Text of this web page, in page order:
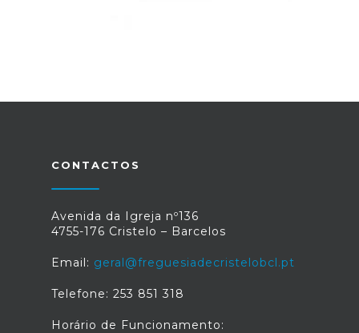
CONTACTOS
Avenida da Igreja nº136
4755-176 Cristelo – Barcelos
Email: geral@freguesiadecristelobcl.pt
Telefone: 253 851 318
Horário de Funcionamento: